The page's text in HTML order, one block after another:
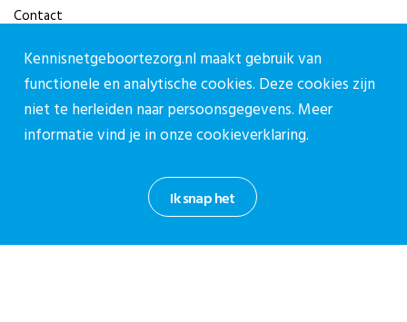
Contact
Contact
Contactpagina
030-27 39 786
Mercatorlaan 1200, 3528 BL Utrecht
Blijf op de hoogte
Ik snap het
Kennisnetgeboortezorg.nl maakt gebruik van
functionele en analytische cookies. Deze cookies zijn
niet te herleiden naar persoonsgegevens. Meer
informatie vind je in onzecookieverklaring.